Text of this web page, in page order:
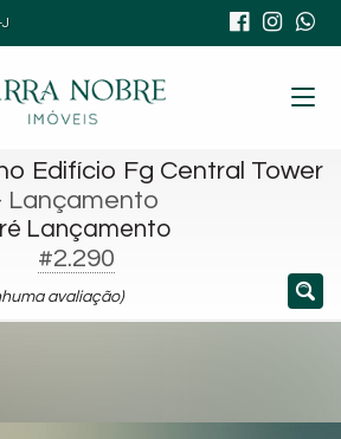
J
Edifício Fg Central Tower
Lançamento
Lançamento
#2.290
avaliação)